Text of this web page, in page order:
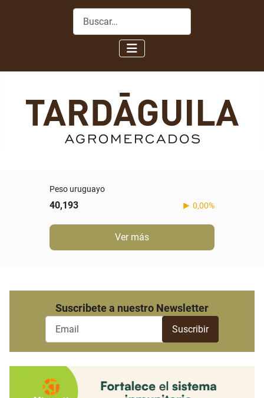
Buscar
Peso uruguayo
40,193 0,00%
Ver más
Suscribete a nuestro Newsletter